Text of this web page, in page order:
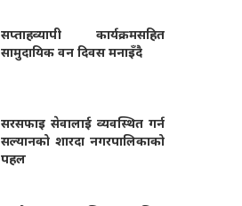
सप्ताहव्यापी कार्यक्रमसहित
सामुदायिक वन दिवस मनाइँदै
सरसफाइ सेवालाई व्यवस्थित गर्न
सल्यानको शारदा नगरपालिकाको
पहल